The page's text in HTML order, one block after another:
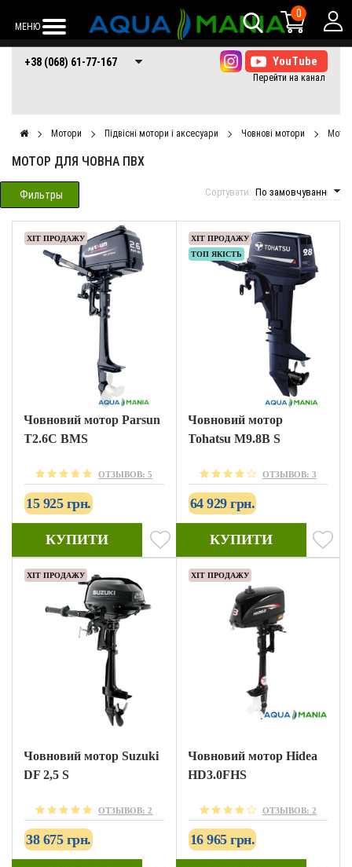
МЕНЮ
0
+38 (068) 61-77-
167
+38 (066) 61-77-+38 (073) 61-77-
167
+38 (068) 61-77-167
Мотори Підвісні мотори і аксесуари Човнові мотори
МОТОР ДЛЯ ЧОВНА ПВХ
Сортувати:
Фильтры
ХІТ ПРОДАЖУ
Човновий мотор Parsun
T2.6С BMS
ОТЗЫВОВ: 5
15 925 грн.
КУПИТИ
ХІТ ПРОДАЖУ
ТОП ЯКІСТЬ
Човновий мотор
Tohatsu M9.8B S
ОТЗЫВОВ: 3
64 929 грн.
КУПИТИ
ХІТ ПРОДАЖУ
Човновий мотор Suzuki
DF 2,5 S
ОТЗЫВОВ: 2
38 675 грн.
ХІТ ПРОДАЖУ
Човновий мотор Hidea
HD3.0FHS
ОТЗЫВОВ: 2
16 965 грн.